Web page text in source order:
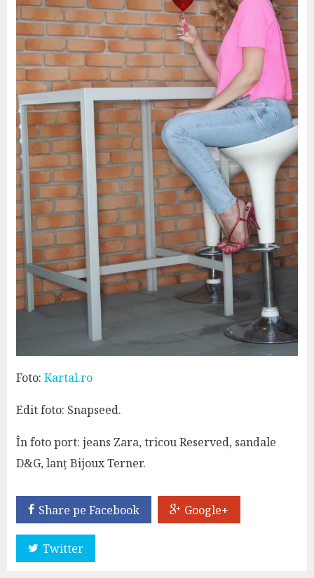
Foto: Kartal.ro
Edit foto: Snapseed.
În foto port: jeans Zara, tricou Reserved, sandale
D&G, lanț Bijoux Terner.
Share pe Facebook Google+
Twitter